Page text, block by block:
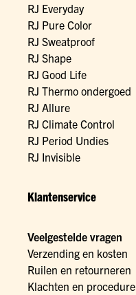
RJ Everyday
RJ Pure Color
RJ Sweatproof
RJ Shape
RJ Good Life
RJ Thermo ondergoed
RJ Allure
RJ Climate Control
RJ Period Undies
RJ Invisible
Klantenservice
Veelgestelde vragen
Verzending en kosten
Ruilen en retourneren
Klachten en procedure